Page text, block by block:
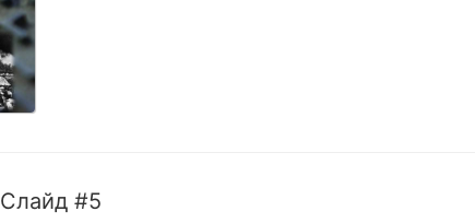
Слайд #5